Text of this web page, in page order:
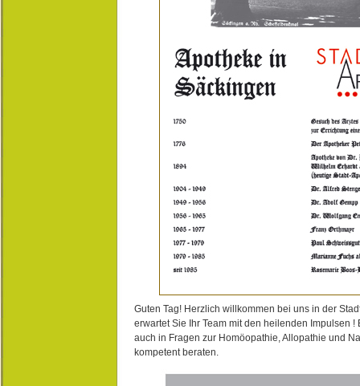
Guten Tag! Herzlich willkommen bei uns in der
erwartet Sie Ihr Team mit den heilenden Impulsen !
auch in Fragen zur Homöopathie, Allopathie und
kompetent beraten.